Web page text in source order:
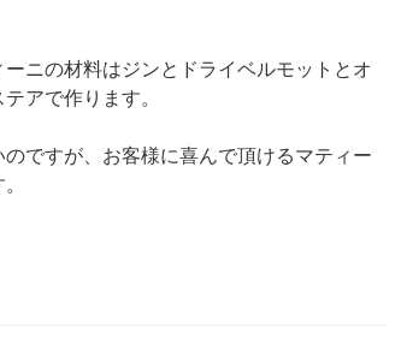
ニの材料はジンとドライベルモットとオ
アで作ります。
ですが、お客様に喜んで頂けるマティー